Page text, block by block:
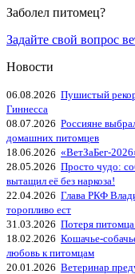
Заболел питомец?
Задайте свой вопрос
Новости
06.08.2026 Пушистый
Гиннесса
08.07.2026 Россияне
домашних питомцев
18.06.2026
28.05.2026 Просто чудо:
вытащил её без наркоза!
22.04.2026 Глава РКФ
торопливо ест
31.03.2026 Потеря
18.02.2026 Кошачье-
любовь к питомцам
20.01.2026 Ветеринар